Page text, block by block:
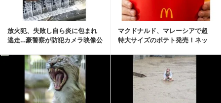
放火犯、失敗し自ら炎に包まれ
逃走…豪警察が防犯カメラ映像公
マクドナルド、マレーシアで超
特大サイズのポテト発売！ネッ
記事を読む